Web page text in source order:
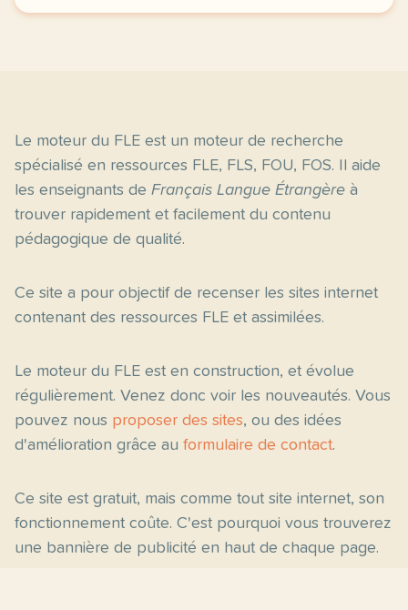
Le moteur du FLE est un moteur de recherche
spécialisé en ressources FLE, FLS, FOU, FOS. Il aide
les enseignants de Français Langue Étrangère à
trouver rapidement et facilement du contenu
pédagogique de qualité.
Ce site a pour objectif de recenser les sites internet
contenant des ressources FLE et assimilées.
Le moteur du FLE est en construction, et évolue
régulièrement. Venez donc voir les nouveautés. Vous
pouvez nous proposer des sites, ou des idées
d'amélioration grâce au formulaire de contact.
Ce site est gratuit, mais comme tout site internet, son
fonctionnement coûte. C'est pourquoi vous trouverez
une bannière de publicité en haut de chaque page.